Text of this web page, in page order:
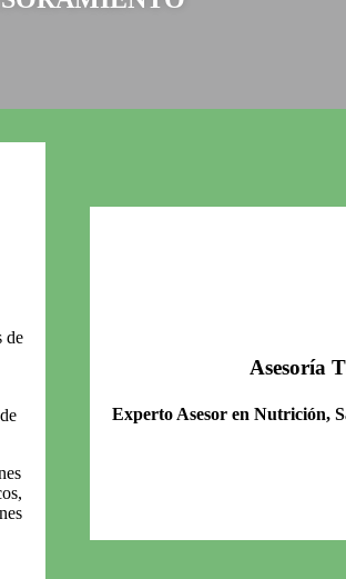
de
Asesoría
Experto Asesor en Nutrición,